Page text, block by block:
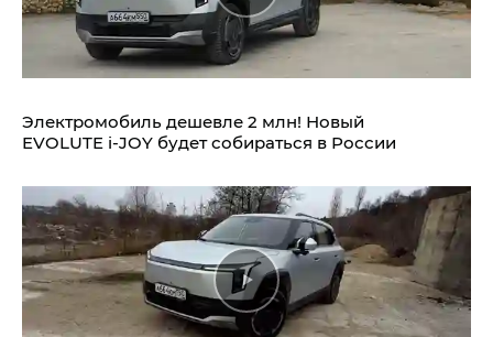
Электромобиль дешевле 2 млн! Новый
EVOLUTE i‑JOY будет собираться в России